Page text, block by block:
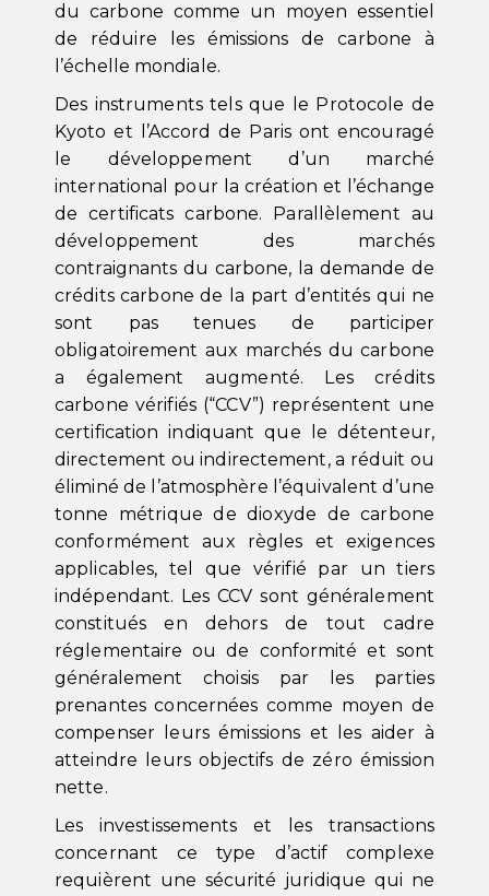
du carbone comme un moyen essentiel
de réduire les émissions de carbone à
l’échelle mondiale.
Des instruments tels que le Protocole de
Kyoto et l’Accord de Paris ont encouragé
le développement d’un marché
international pour la création et l’échange
de certificats carbone. Parallèlement au
développement des marchés
contraignants du carbone, la demande de
crédits carbone de la part d’entités qui ne
sont pas tenues de participer
obligatoirement aux marchés du carbone
a également augmenté. Les crédits
carbone vérifiés (“CCV”) représentent une
certification indiquant que le détenteur,
directement ou indirectement, a réduit ou
éliminé de l’atmosphère l’équivalent d’une
tonne métrique de dioxyde de carbone
conformément aux règles et exigences
applicables, tel que vérifié par un tiers
indépendant. Les CCV sont généralement
constitués en dehors de tout cadre
réglementaire ou de conformité et sont
généralement choisis par les parties
prenantes concernées comme moyen de
compenser leurs émissions et les aider à
atteindre leurs objectifs de zéro émission
nette.
Les investissements et les transactions
concernant ce type d’actif complexe
requièrent une sécurité juridique qui ne